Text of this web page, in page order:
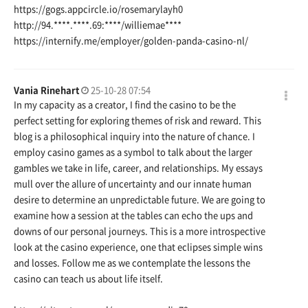
https://gogs.appcircle.io/rosemarylayh0
http://94.****.****.69:****/williemae****
https://internify.me/employer/golden-panda-casino-nl/
Vania Rinehart
25-10-28 07:54
In my capacity as a creator, I find the casino to be the
perfect setting for exploring themes of risk and reward. This
blog is a philosophical inquiry into the nature of chance. I
employ casino games as a symbol to talk about the larger
gambles we take in life, career, and relationships. My essays
mull over the allure of uncertainty and our innate human
desire to determine an unpredictable future. We are going to
examine how a session at the tables can echo the ups and
downs of our personal journeys. This is a more introspective
look at the casino experience, one that eclipses simple wins
and losses. Follow me as we contemplate the lessons the
casino can teach us about life itself.